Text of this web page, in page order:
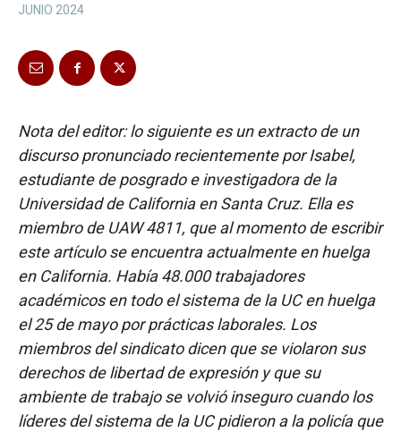
JUNIO 2024
Nota del editor: lo siguiente es un extracto de un
discurso pronunciado recientemente por Isabel,
estudiante de posgrado e investigadora de la
Universidad de California en Santa Cruz. Ella es
miembro de UAW 4811, que al momento de escribir
este artículo se encuentra actualmente en huelga
en California. Había 48.000 trabajadores
académicos en todo el sistema de la UC en huelga
el 25 de mayo por prácticas laborales. Los
miembros del sindicato dicen que se violaron sus
derechos de libertad de expresión y que su
ambiente de trabajo se volvió inseguro cuando los
líderes del sistema de la UC pidieron a la policía que